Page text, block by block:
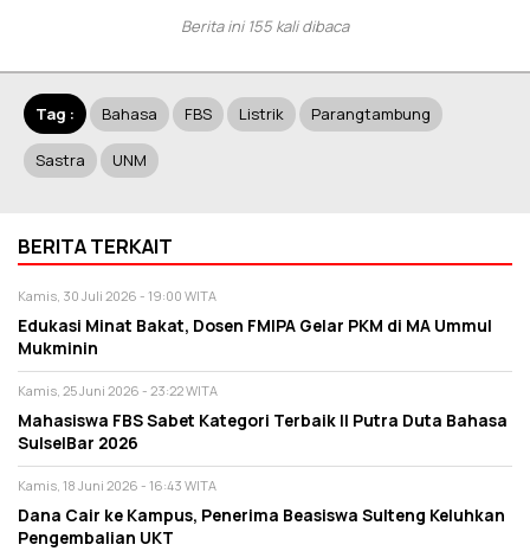
Berita ini 155 kali dibaca
Tag : Bahasa FBS Listrik Parangtambung
Sastra UNM
BERITA TERKAIT
Kamis, 30 Juli 2026 - 19:00 WITA
Edukasi Minat Bakat, Dosen FMIPA Gelar PKM di MA Ummul
Mukminin
Kamis, 25 Juni 2026 - 23:22 WITA
Mahasiswa FBS Sabet Kategori Terbaik II Putra Duta Bahasa
SulselBar 2026
Kamis, 18 Juni 2026 - 16:43 WITA
Dana Cair ke Kampus, Penerima Beasiswa Sulteng Keluhkan
Pengembalian UKT